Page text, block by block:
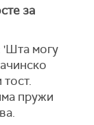
за
'Шта могу
пружи